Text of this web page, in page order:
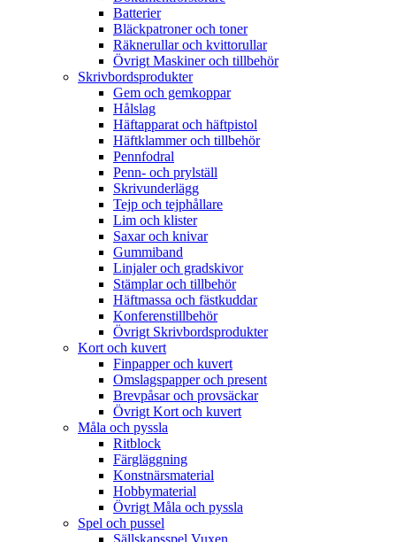
Batterier
Bläckpatroner och toner
Räknerullar och kvittorullar
Övrigt Maskiner och tillbehör
Skrivbordsprodukter
Gem och gemkoppar
Hålslag
Häftapparat och häftpistol
Häftklammer och tillbehör
Pennfodral
Penn- och prylställ
Skrivunderlägg
Tejp och tejphållare
Lim och klister
Saxar och knivar
Gummiband
Linjaler och gradskivor
Stämplar och tillbehör
Häftmassa och fästkuddar
Konferenstillbehör
Övrigt Skrivbordsprodukter
Kort och kuvert
Finpapper och kuvert
Omslagspapper och present
Brevpåsar och provsäckar
Övrigt Kort och kuvert
Måla och pyssla
Ritblock
Färgläggning
Konstnärsmaterial
Hobbymaterial
Övrigt Måla och pyssla
Spel och pussel
Sällskapsspel Vuxen